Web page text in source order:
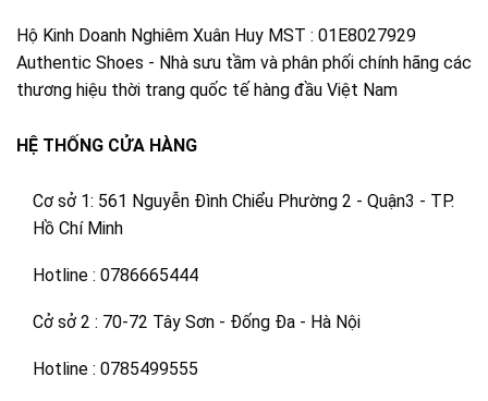
Hộ Kinh Doanh Nghiêm Xuân Huy MST : 01E8027929
Authentic Shoes - Nhà sưu tầm và phân phối chính hãng các
thương hiệu thời trang quốc tế hàng đầu Việt Nam
HỆ THỐNG CỬA HÀNG
Cơ sở 1: 561 Nguyễn Đình Chiểu Phường 2 - Quận3 - TP.
Hồ Chí Minh
Hotline : 0786665444
Cở sở 2 : 70-72 Tây Sơn - Đống Đa - Hà Nội
Hotline : 0785499555